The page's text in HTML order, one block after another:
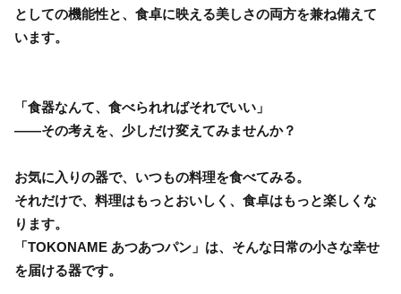
としての機能性と、食卓に映える美しさの両方を兼ね備えて
います。
「食器なんて、食べられればそれでいい」
——その考えを、少しだけ変えてみませんか？
お気に入りの器で、いつもの料理を食べてみる。
それだけで、料理はもっとおいしく、食卓はもっと楽しくな
ります。
「TOKONAME あつあつパン」は、そんな日常の小さな幸せ
を届ける器です。